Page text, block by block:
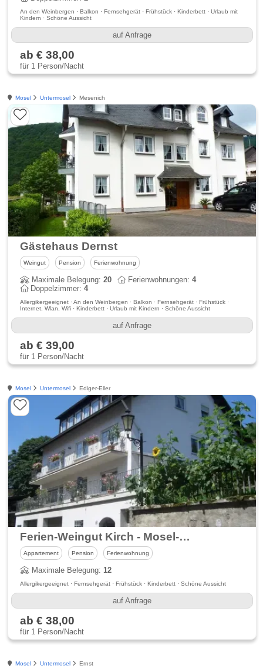
An den Weinbergen · Balkon · Fernsehgerät · Frühstück · Kinderbett · Urlaub mit
Kindern · Schöne Aussicht
auf Anfrage
ab € 38,00
für 1 Person/Nacht
Mosel Untermosel Mesenich
Gästehaus Dernst
Weingut Pension Ferienwohnung
Maximale Belegung:20 Ferienwohnungen:4
Doppelzimmer:4
Allergikergeeignet · An den Weinbergen · Balkon · Fernsehgerät · Frühstück ·
Internet, Wlan, Wifi · Kinderbett · Urlaub mit Kindern · Schöne Aussicht
auf Anfrage
ab € 39,00
für 1 Person/Nacht
Mosel Untermosel Ediger-Eller
Ferien-Weingut Kirch - Mosel-Urlaub in Ediger-Eller -
Appartement Pension Ferienwohnung
Maximale Belegung:12
Allergikergeeignet · Fernsehgerät · Frühstück · Kinderbett · Schöne Aussicht
auf Anfrage
ab € 38,00
für 1 Person/Nacht
Mosel Untermosel Ernst